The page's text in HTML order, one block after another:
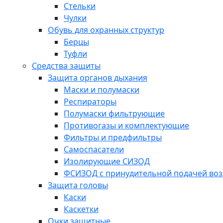
Стельки
Чулки
Обувь для охранных структур
Берцы
Туфли
Средства защиты
Защита органов дыхания
Маски и полумаски
Респираторы
Полумаски фильтрующие
Противогазы и комплектующие
Фильтры и предфильтры
Самоспасатели
Изолирующие СИЗОД
ФСИЗОД с принудительной подачей
Защита головы
Каски
Каскетки